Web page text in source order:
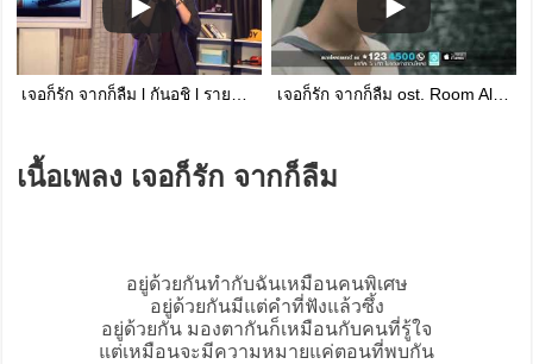
เจอก็รัก จากก็ลืม l กันอชิ l รายการเสาร์สเปเชี่ยล เจอก็รัก จากก็ลืม ost. Room Alone 401-410 - กันอชิ
เนื้อเพลง เจอก็รัก จากก็ลืม
อยู่ด้วยกันทำกับฉันเหมือนคนพิเศษ
อยู่ด้วยกันมีแต่คำที่ฟังแล้วซึ้ง
อยู่ด้วยกัน มองตากันก็เหมือนกับคนที่รู้ใจ
แต่เหมือนจะมีความหมายแค่ตอนที่พบกัน